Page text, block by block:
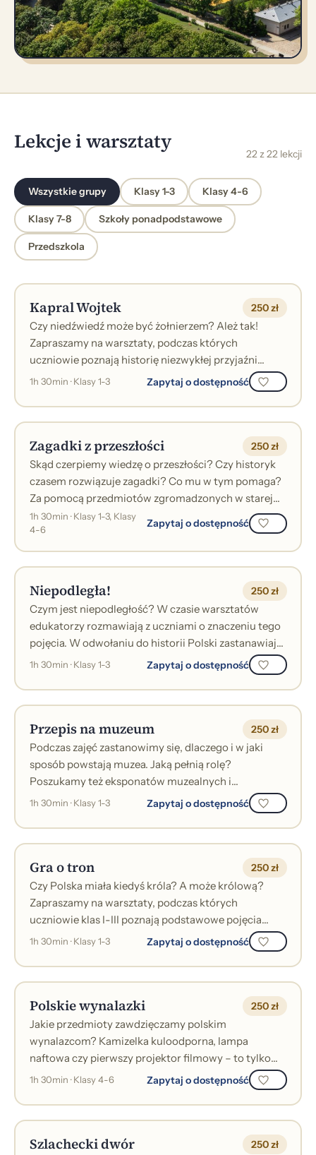
Lekcje i warsztaty 22 z 22 lekcji
Wszystkie grupy Klasy 1-3 Klasy 4-6
Klasy 7-8 Szkoły ponadpodstawowe
Przedszkola
Kapral Wojtek 250 zł
Czy niedźwiedź może być żołnierzem? Ależ tak!
Zapraszamy na warsztaty, podczas których
uczniowie poznają historię niezwykłej przyjaźni
niedźwiedzia Wojtka i żołnierzy z Armii Ander...
1h 30min · Klasy 1-3 Zapytaj o dostępność
Zagadki z przeszłości 250 zł
Skąd czerpiemy wiedzę o przeszłości? Czy historyk
czasem rozwiązuje zagadki? Co mu w tym pomaga?
Za pomocą przedmiotów zgromadzonych w starej
skrzyni uczestnicy zajęć odtworzą biog...
1h 30min · Klasy 1-3, Klasy
4-6
Zapytaj o dostępność
Niepodległa! 250 zł
Czym jest niepodległość? W czasie warsztatów
edukatorzy rozmawiają z uczniami o znaczeniu tego
pojęcia. W odwołaniu do historii Polski zastanawiają
się wspólnie nad tym, kiedy możn...
1h 30min · Klasy 1-3 Zapytaj o dostępność
Przepis na muzeum 250 zł
Podczas zajęć zastanowimy się, dlaczego i w jaki
sposób powstają muzea. Jaką pełnią rolę?
Poszukamy też eksponatów muzealnych i
odpowiemy na pytanie, co może stać się obiektem
1h 30min · Klasy 1-3 Zapytaj o dostępność
Gra o tron 250 zł
Czy Polska miała kiedyś króla? A może królową?
Zapraszamy na warsztaty, podczas których
uczniowie klas I-III poznają podstawowe pojęcia
związane z monarchią i rządami królów w dawn...
1h 30min · Klasy 1-3 Zapytaj o dostępność
Polskie wynalazki 250 zł
Jakie przedmioty zawdzięczamy polskim
wynalazcom? Kamizelka kuloodporna, lampa
naftowa czy pierwszy projektor filmowy – to tylko
niektóre z nich.. Na zajęciach odkryjemy niezwykłe...
1h 30min · Klasy 4-6 Zapytaj o dostępność
Szlachecki dwór 250 zł